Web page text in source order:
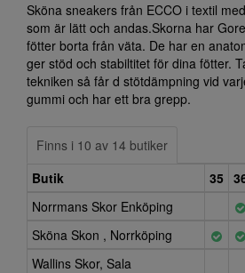
Sköna sneakers från ECCO i textil
som är lätt och andas.Skorna har
fötter borta från väta. De har en
ger stöd och stabiltitet för dina fötter.
tekniken så får d stötdämpning vid
gummi och har ett bra grepp.
Finns i 10 av 14 butiker
Butik
35
Norrmans Skor Enköping
Sköna Skon , Norrköping
Wallins Skor, Sala